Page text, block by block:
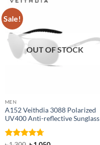
Sale!
OUT OF STOCK
MEN
A152 Veithdia 3088 Polarized
UV400 Anti-reflective Sunglass